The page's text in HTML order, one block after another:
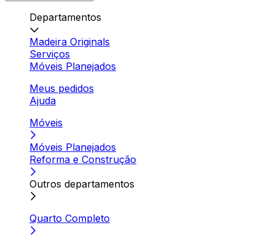
Departamentos
Madeira Originals
Serviços
Móveis Planejados
Meus pedidos
Ajuda
Móveis
Móveis Planejados
Reforma e Construção
Outros departamentos
Quarto Completo